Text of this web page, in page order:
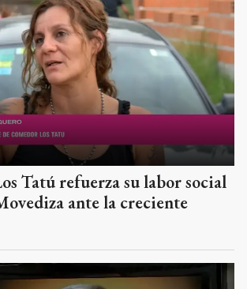
Tatú refuerza su labor social
ante la creciente